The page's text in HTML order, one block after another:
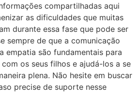
compartilhadas aqui
as dificuldades que muitas
durante essa fase que pode ser
sempre de que a comunicação
empatia são fundamentais para
os seus filhos e ajudá-los a se
plena. Não hesite em buscar
precise de suporte nesse